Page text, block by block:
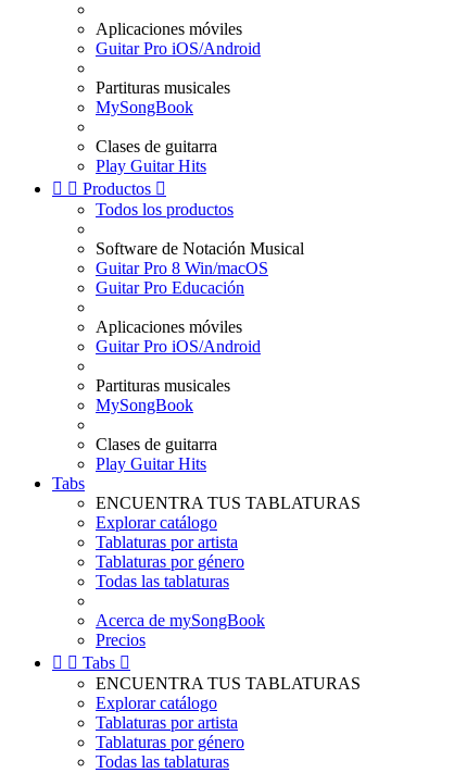
Aplicaciones móviles
Guitar Pro iOS/Android
Partituras musicales
MySongBook
Clases de guitarra
Play Guitar Hits
  Productos 
Todos los productos
Software de Notación Musical
Guitar Pro 8 Win/macOS
Guitar Pro Educación
Aplicaciones móviles
Guitar Pro iOS/Android
Partituras musicales
MySongBook
Clases de guitarra
Play Guitar Hits
Tabs
ENCUENTRA TUS TABLATURAS
Explorar catálogo
Tablaturas por artista
Tablaturas por género
Todas las tablaturas
Acerca de mySongBook
Precios
  Tabs 
ENCUENTRA TUS TABLATURAS
Explorar catálogo
Tablaturas por artista
Tablaturas por género
Todas las tablaturas